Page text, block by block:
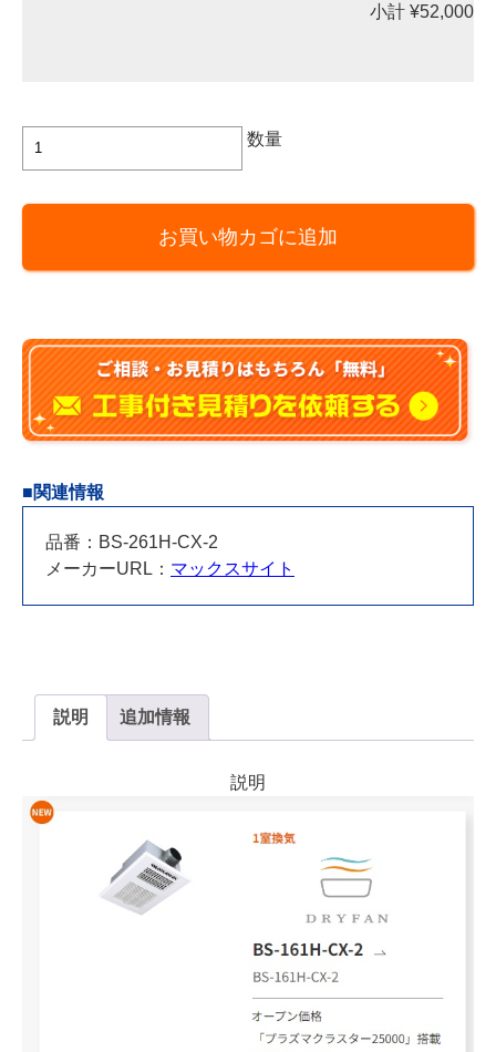
小計 ¥52,000
数量
マ
浴
気
乾
燥
機
室
換
(100V)
個
お買い物カゴに追加
■関連情報
品番：BS-261H-CX-2
メーカーURL： マックスサイト
説明 追加情報
説明